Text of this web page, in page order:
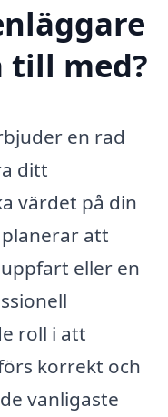
till med?
en rad
ditt
värdet på din
att
eller en
roll i att
korrekt och
vanligaste